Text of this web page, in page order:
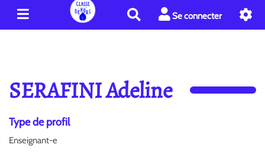
e
r
c
Se connecter
SERAFINI Adeline
Type de profil
Enseignant-e